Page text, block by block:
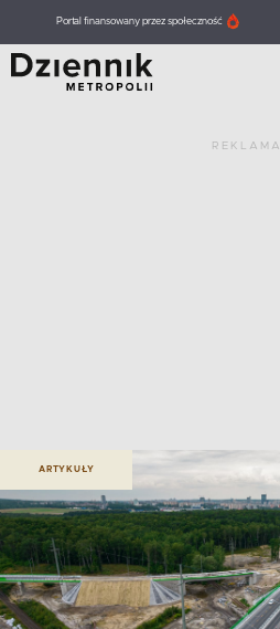
Portal finansowany przez społeczność
REKLAMA
ARTYKUŁY